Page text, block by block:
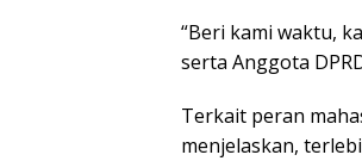
“Beri kami waktu,
serta Anggota
Terkait peran
menjelaskan,